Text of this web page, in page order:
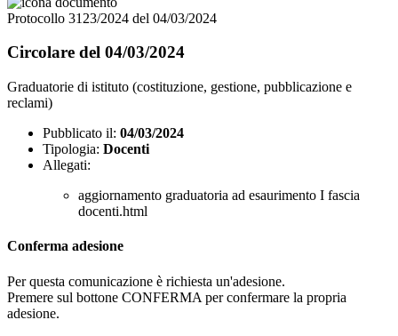
Protocollo 3123/2024 del 04/03/2024
Circolare del 04/03/2024
Graduatorie di istituto (costituzione, gestione, pubblicazione e
reclami)
Pubblicato il: 04/03/2024
Tipologia: Docenti
Allegati:
aggiornamento graduatoria ad esaurimento I fascia
docenti.html
Conferma adesione
Per questa comunicazione è richiesta un'adesione.
Premere sul bottone CONFERMA per confermare la propria
adesione.